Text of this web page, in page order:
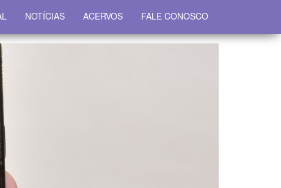
NOTÍCIAS ACERVOS FALE CONOSCO